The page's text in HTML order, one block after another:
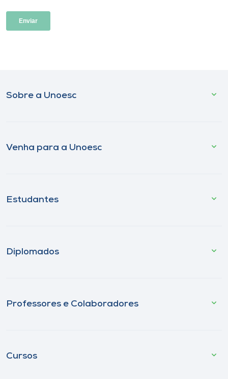
Sobre a Unoesc
Venha para a Unoesc
Estudantes
Diplomados
Professores e Colaboradores
Cursos